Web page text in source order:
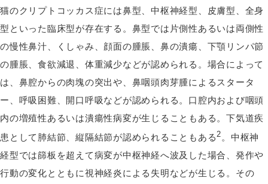
猫のクリプトコッカス症には鼻型、中枢神経型、皮膚型、全身
型といった臨床型が存在する。鼻型では片側性あるいは両側性
の慢性鼻汁、くしゃみ、顔面の腫脹、鼻の潰瘍、下顎リンパ節
の腫脹、食欲減退、体重減少などが認められる。場合によって
は、鼻腔からの肉塊の突出や、鼻咽頭肉芽腫によるスタータ
ー、呼吸困難、開口呼吸などが認められる。口腔内および咽頭
内の増殖性あるいは潰瘍性病変が生じることもある。下気道疾
患として肺結節、縦隔結節が認められることもある2 。中枢神
経型では篩板を超えて病変が中枢神経へ波及した場合、発作や
行動の変化とともに視神経炎による失明などが生じる。その